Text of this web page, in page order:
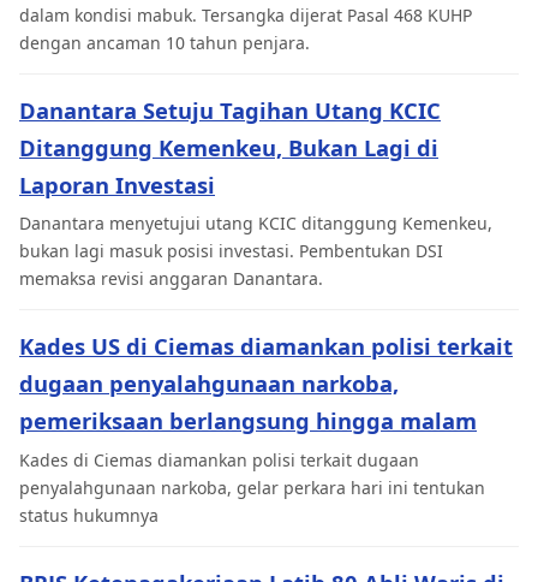
dalam kondisi mabuk. Tersangka dijerat Pasal 468 KUHP
dengan ancaman 10 tahun penjara.
Danantara Setuju Tagihan Utang KCIC
Ditanggung Kemenkeu, Bukan Lagi di
Laporan Investasi
Danantara menyetujui utang KCIC ditanggung Kemenkeu,
bukan lagi masuk posisi investasi. Pembentukan DSI
memaksa revisi anggaran Danantara.
Kades US di Ciemas diamankan polisi terkait
dugaan penyalahgunaan narkoba,
pemeriksaan berlangsung hingga malam
Kades di Ciemas diamankan polisi terkait dugaan
penyalahgunaan narkoba, gelar perkara hari ini tentukan
status hukumnya